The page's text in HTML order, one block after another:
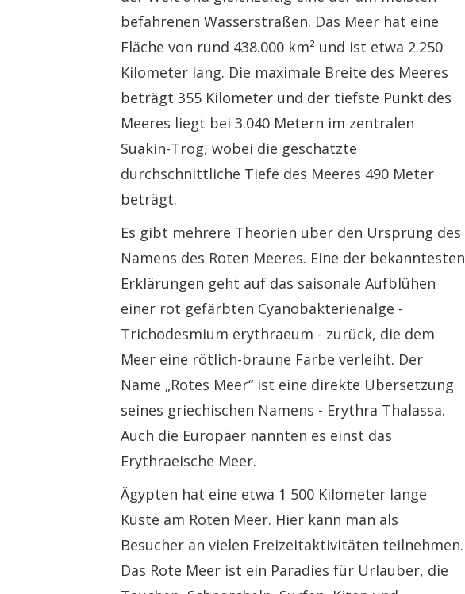
befahrenen Wasserstraßen. Das Meer hat eine
Fläche von rund 438.000 km² und ist etwa 2.250
Kilometer lang. Die maximale Breite des Meeres
beträgt 355 Kilometer und der tiefste Punkt des
Meeres liegt bei 3.040 Metern im zentralen
Suakin-Trog, wobei die geschätzte
durchschnittliche Tiefe des Meeres 490 Meter
beträgt.
Es gibt mehrere Theorien über den Ursprung des
Namens des Roten Meeres. Eine der bekanntesten
Erklärungen geht auf das saisonale Aufblühen
einer rot gefärbten Cyanobakterienalge -
Trichodesmium erythraeum - zurück, die dem
Meer eine rötlich-braune Farbe verleiht. Der
Name „Rotes Meer“ ist eine direkte Übersetzung
seines griechischen Namens - Erythra Thalassa.
Auch die Europäer nannten es einst das
Erythraeische Meer.
Ägypten hat eine etwa 1 500 Kilometer lange
Küste am Roten Meer. Hier kann man als
Besucher an vielen Freizeitaktivitäten teilnehmen.
Das Rote Meer ist ein Paradies für Urlauber, die